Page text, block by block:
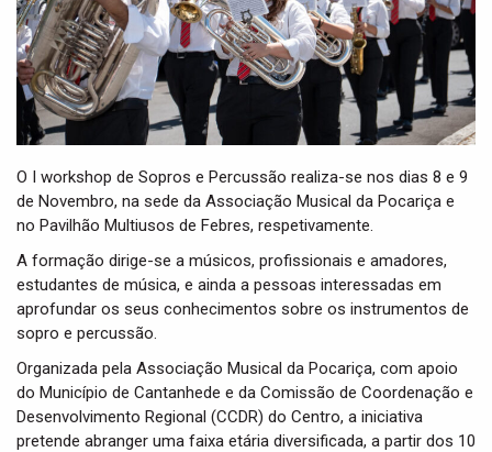
O I workshop de Sopros e Percussão realiza-se nos dias 8 e 9
de Novembro, na sede da Associação Musical da Pocariça e
no Pavilhão Multiusos de Febres, respetivamente.
A formação dirige-se a músicos, profissionais e amadores,
estudantes de música, e ainda a pessoas interessadas em
aprofundar os seus conhecimentos sobre os instrumentos de
sopro e percussão.
Organizada pela Associação Musical da Pocariça, com apoio
do Município de Cantanhede e da Comissão de Coordenação e
Desenvolvimento Regional (CCDR) do Centro, a iniciativa
pretende abranger uma faixa etária diversificada, a partir dos 10